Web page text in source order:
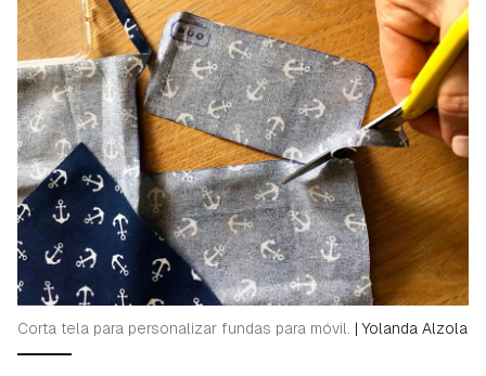
Corta tela para personalizar fundas para móvil. |Yolanda Alzola